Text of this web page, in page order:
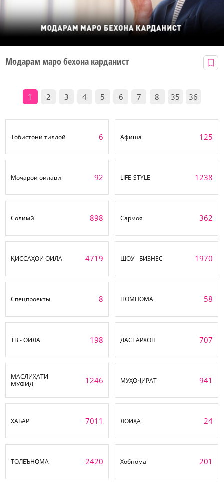
Модарам маро бехона карданист
1 2 3 4 5 6 7 8 35 36
Тобистони тиллоӣ 6 Афиша 125
Моҷарои оилавӣ 92 LIFE-STYLE 1238
Солимӣ 898 Сармоя 362
ҚИССАҲОИ ОИЛА 4719 ШОУ - БИЗНЕС 1970
Спецпроекты 8 НОМНОМА 58
ТВ - ОИЛА 198 ДАСТАРХОН 707
МАСЛИҲАТИ
МУФИД
1246 МУҲОҶИРАТ 941
ХАБАР 7011 ЛОИҲА 24
ТОЛЕЪНОМА 2420 Хобнома 201